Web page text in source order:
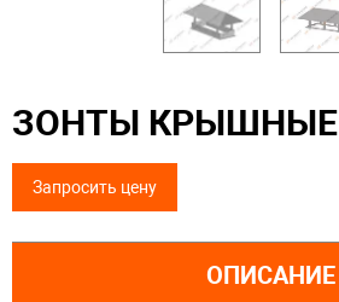
ЗОНТЫ КРЫШНЫЕ
Запросить цену
ОПИСАНИЕ